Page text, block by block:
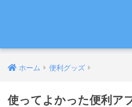
ホーム 便利グッズ
使ってよかった便利ア